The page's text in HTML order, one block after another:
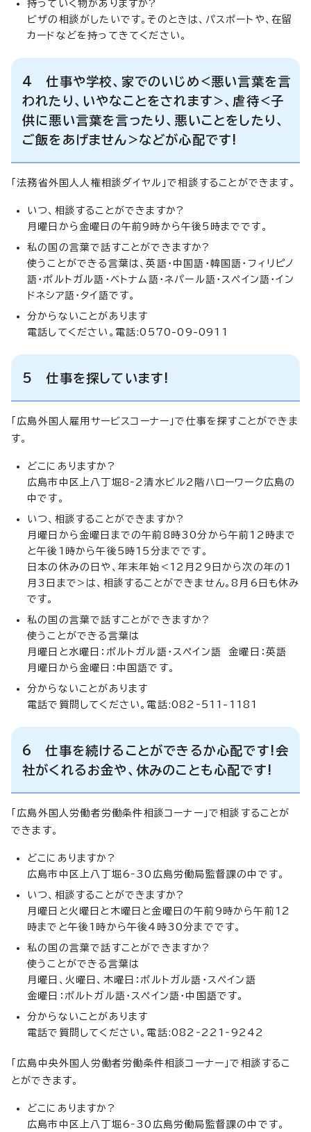
持っていく物がありますか?
ビザの相談がしたいです。そのときは、パスポートや、在留
カードなどを持ってきてください。
4 仕事や学校、家でのいじめ<悪い言葉を言
われたり、いやなことをされます>、虐待<子
供に悪い言葉を言ったり、悪いことをしたり、
ご飯をあげません>などが心配です!
「法務省外国人人権相談ダイヤル」で相談することができます。
いつ、相談することができますか?
月曜日から金曜日の午前9時から午後5時までです。
私の国の言葉で話すことができますか?
使うことができる言葉は、英語・中国語・韓国語・フィリピノ
語・ポルトガル語・ベトナム語・ネパール語・スペイン語・イン
ドネシア語・タイ語です。
分からないことがあります
電話してください。電話:0570-09-0911
5 仕事を探しています!
「広島外国人雇用サービスコーナー」で仕事を探すことができま
す。
どこにありますか?
広島市中区上八丁堀8‐2清水ビル2階ハローワーク広島の
中です。
いつ、相談することができますか?
月曜日から金曜日までの午前8時30分から午前12時まで
と午後1時から午後5時15分までです。
日本の休みの日や、年末年始<12月29日から次の年の1
月3日まで>は、相談することができません。8月6日も休み
です。
私の国の言葉で話すことができますか?
使うことができる言葉は
月曜日と水曜日：ポルトガル語・スペイン語 金曜日：英語
月曜日から金曜日：中国語です。
分からないことがあります
電話で質問してください。電話:082‐511-1181
6 仕事を続けることができるか心配です!会
社がくれるお金や、休みのことも心配です!
「広島外国人労働者労働条件相談コーナー」で相談することが
できます。
どこにありますか?
広島市中区上八丁堀6‐30広島労働局監督課の中です。
いつ、相談することができますか?
月曜日と火曜日と木曜日と金曜日の午前9時から午前12
時までと午後1時から午後4時30分までです。
私の国の言葉で話すことができますか?
使うことができる言葉は
月曜日、火曜日、木曜日：ポルトガル語・スペイン語
金曜日：ポルトガル語・スペイン語・中国語です。
分からないことがあります
電話で質問してください。電話:082‐221‐9242
「広島中央外国人労働者労働条件相談コーナー」で相談するこ
とができます。
どこにありますか?
広島市中区上八丁堀6‐30広島労働局監督課の中です。